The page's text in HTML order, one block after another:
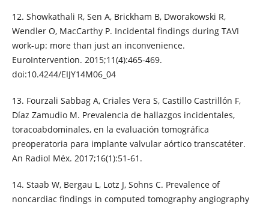
12. Showkathali R, Sen A, Brickham B, Dworakowski R,
Wendler O, MacCarthy P. Incidental findings during TAVI
work-up: more than just an inconvenience.
EuroIntervention. 2015;11(4):465-469.
doi:10.4244/EIJY14M06_04
13. Fourzali Sabbag A, Criales Vera S, Castillo Castrillón F,
Díaz Zamudio M. Prevalencia de hallazgos incidentales,
toracoabdominales, en la evaluación tomográfica
preoperatoria para implante valvular aórtico transcatéter.
An Radiol Méx. 2017;16(1):51-61.
14. Staab W, Bergau L, Lotz J, Sohns C. Prevalence of
noncardiac findings in computed tomography angiography